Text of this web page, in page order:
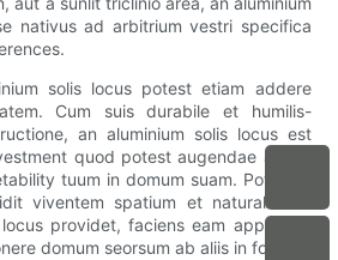
nativus ad arbitrium vestri specifica
solis locus potest etiam addere
Cum suis durabile et humilis-
an aluminium solis locus est
quod potest augendae altiore
tuum in domum suam. Potential
viventem spatium et naturalis lux
providet, faciens eam appetibile
domum seorsum ab aliis in foro.